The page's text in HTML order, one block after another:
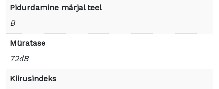
Pidurdamine märjal teel
B
Müratase
72dB
Kiirusindeks